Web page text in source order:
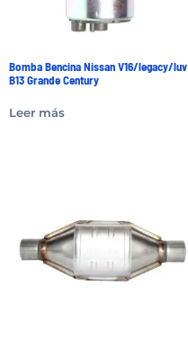
Bomba Bencina Nissan V16/legacy/luv
B13 Grande Century
Leer más